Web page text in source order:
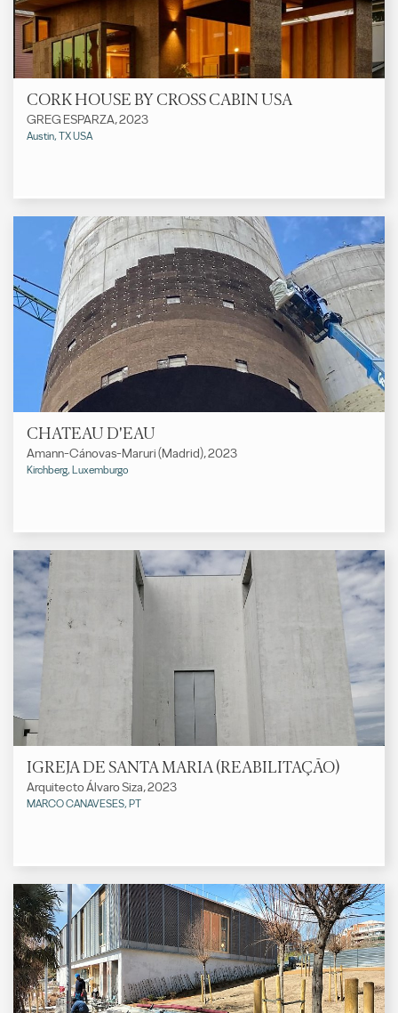
CORK HOUSE BY CROSS CABIN USA
GREG ESPARZA, 2023
Austin, TX USA
CHATEAU D'EAU
Amann-Cánovas-Maruri (Madrid), 2023
Kirchberg, Luxemburgo
IGREJA DE SANTA MARIA (REABILITAÇÃO)
Arquitecto Álvaro Siza, 2023
MARCO CANAVESES, PT